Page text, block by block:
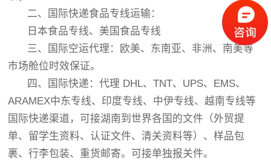
二、国际快递食品专线运输：
日本食品专线、美国食品专线
三、国际空运代理：欧美、东南亚、非洲、南美等
市场舱位时效保证。
四、国际快递：代理 DHL、TNT、UPS、EMS、
ARAMEX中东专线、印度专线、中伊专线、越南专线等
国际快递渠道，可接湖南到世界各国的文件（外贸提
单、留学生资料、认证文件、清关资料等）、样品包
裹、行李包装、重货邮寄。可接单独报关件。